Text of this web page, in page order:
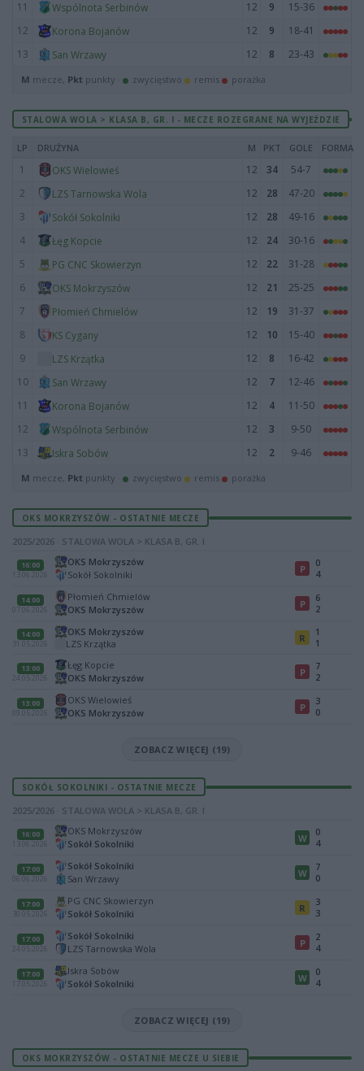
11 Wspólnota Serbinów 12 9
15-36
12
Korona Bojanów 12 9
18-41
13
San Wrzawy 12 8 23-43
M mecze, Pkt punkty · zwycięstwo remis porażka
STALOWA WOLA > KLASA B, GR. I - MECZE ROZEGRANE NA WYJEŹDZIE
LP DRUŻYNA M PKT GOLE FORMA
1 OKS Wielowieś 12 34
54-7
2
LZS Tarnowska Wola 12 28
47-20
3
Sokół Sokolniki 12 28
49-16
4
Łęg Kopcie 12 24
30-16
5
PG CNC Skowierzyn 12 22
31-28
6
OKS Mokrzyszów 12 21
25-25
7
Płomień Chmielów 12 19
31-37
8
KS Cygany 12 10
15-40
9
LZS Krzątka 12 8
16-42
10
San Wrzawy 12 7
12-46
11
Korona Bojanów 12 4
11-50
12
Wspólnota Serbinów 12 3
9-50
13
Iskra Sobów 12 2 9-46
M mecze, Pkt punkty · zwycięstwo remis porażka
OKS MOKRZYSZÓW - OSTATNIE MECZE
2025/2026 · STALOWA WOLA > KLASA B, GR. I
16:00
13.06.2026
OKS Mokrzyszów
Sokół Sokolniki
P
0
4
14:00
07.06.2026
Płomień Chmielów
OKS Mokrzyszów
P
6
2
14:00
31.05.2026
OKS Mokrzyszów
LZS Krzątka
R
1
1
13:00
24.05.2026
Łęg Kopcie
OKS Mokrzyszów
P
7
2
13:00
09.05.2026
OKS Wielowieś
OKS Mokrzyszów
P
3
0
ZOBACZ WIĘCEJ (19)
SOKÓŁ SOKOLNIKI - OSTATNIE MECZE
2025/2026 · STALOWA WOLA > KLASA B, GR. I
16:00
13.06.2026
OKS Mokrzyszów
Sokół Sokolniki
W
0
4
17:00
06.06.2026
Sokół Sokolniki
San Wrzawy
W
7
0
17:00
30.05.2026
PG CNC Skowierzyn
Sokół Sokolniki
R
3
3
17:00
24.05.2026
Sokół Sokolniki
LZS Tarnowska Wola
P
2
4
17:00
17.05.2026
Iskra Sobów
Sokół Sokolniki
W
0
4
ZOBACZ WIĘCEJ (19)
OKS MOKRZYSZÓW - OSTATNIE MECZE U SIEBIE